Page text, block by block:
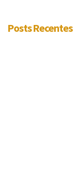
Posts Recentes